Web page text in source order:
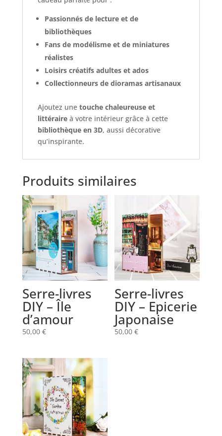
Passionnés de lecture et de
bibliothèques
Fans de modélisme et de miniatures
réalistes
Loisirs créatifs adultes et ados
Collectionneurs de dioramas artisanaux
Ajoutez une touche chaleureuse et
littéraireà votre intérieur grâce à cette
bibliothèque en 3D, aussi décorative
qu’inspirante.
Produits similaires
Serre-livres
DIY – Île
d’amour
50,00 €
Serre-livres
DIY – Epicerie
Japonaise
50,00€